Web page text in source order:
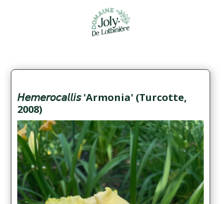
𝘏𝘦𝘮𝘦𝘳𝘰𝘤𝘢𝘭𝘭𝘪𝘴 'Armonia' (Turcotte,
2008)